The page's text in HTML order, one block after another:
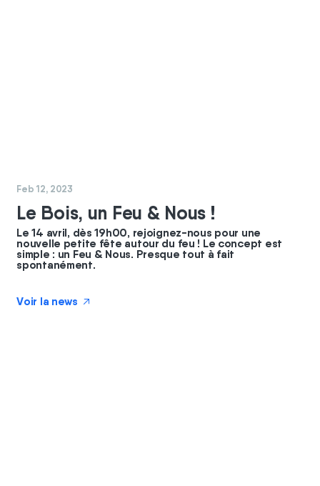
#coopérateurs
Feb 12, 2023
Le Bois, un Feu & Nous !
Le 14 avril, dès 19h00, rejoignez-nous pour une
nouvelle petite fête autour du feu ! Le concept est
simple : un Feu & Nous. Presque tout à fait
spontanément.
Voir la news ↗